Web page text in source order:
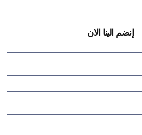
إنضم الينا الان